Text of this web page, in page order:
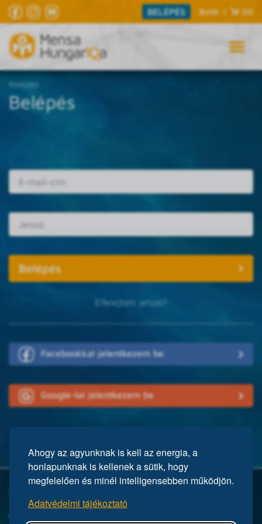
Ahogy az agyunknak is kell az energia, a
honlapunknak is kellenek a sütik, hogy
megfelelően és minél intelligensebben működjön.
Adatvédelmi tájékoztató
BELÉPÉS Butik | (0)
Belépés
Belépés
Elfelejtett jelszó?
Facebookkal jelentkezem be
Google-lal jelentkezem be
A Mensa egy nemzetközi egyesület, közel 150 ezer taggal a világ